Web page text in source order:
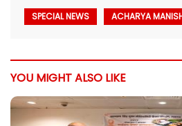
SPECIAL NEWS ACHARYA
YOU MIGHT ALSO LIKE